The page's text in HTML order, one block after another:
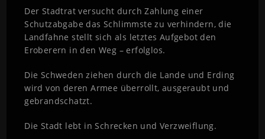
Der Stadtrat versucht durch Zahlung einer
Schutzabgabe das Schlimmste zu verhindern, die
Landfahne stellt sich als letztes Aufgebot den
Eroberern in den Weg – erfolglos.
Die Schweden ziehen durch die Lande und Erding
wird von deren Armee überrollt, ausgeraubt und
gebrandschatzt.
Die Stadt lebt in Schrecken und Verzweiflung.